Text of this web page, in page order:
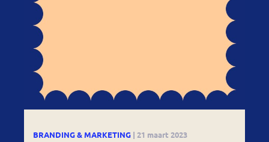
BRANDING & MARKETING | 21 maart 2023